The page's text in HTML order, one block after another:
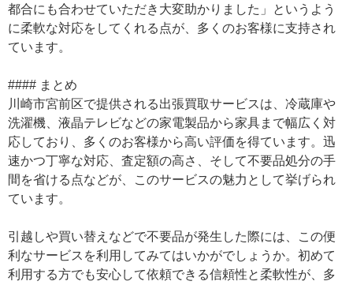
都合にも合わせていただき大変助かりました」というよう
に柔軟な対応をしてくれる点が、多くのお客様に支持され
ています。
#### まとめ
川崎市宮前区で提供される出張買取サービスは、冷蔵庫や
洗濯機、液晶テレビなどの家電製品から家具まで幅広く対
応しており、多くのお客様から高い評価を得ています。迅
速かつ丁寧な対応、査定額の高さ、そして不要品処分の手
間を省ける点などが、このサービスの魅力として挙げられ
ています。
引越しや買い替えなどで不要品が発生した際には、この便
利なサービスを利用してみてはいかがでしょうか。初めて
利用する方でも安心して依頼できる信頼性と柔軟性が、多